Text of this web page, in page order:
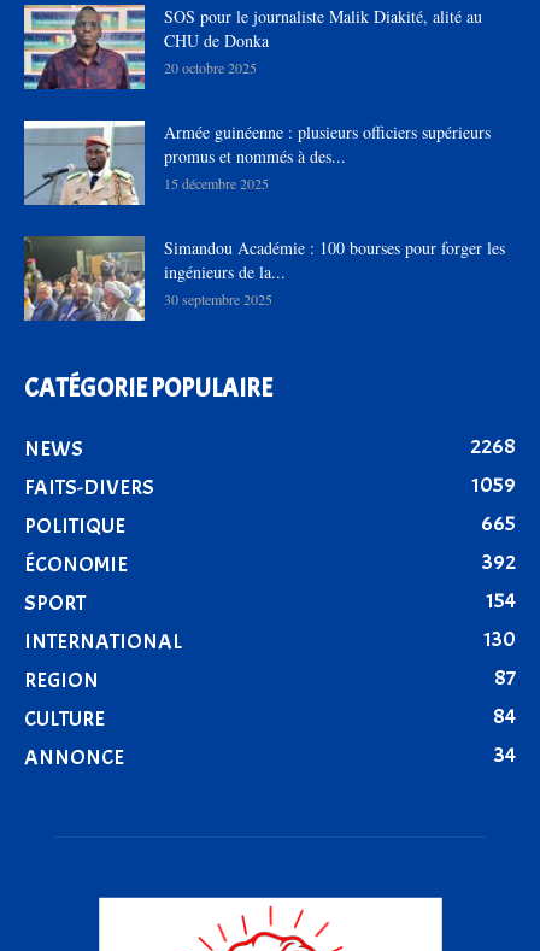
SOS pour le journaliste Malik Diakité, alité au
CHU de Donka
20 octobre 2025
Armée guinéenne : plusieurs officiers supérieurs
promus et nommés à des...
15 décembre 2025
Simandou Académie : 100 bourses pour forger les
ingénieurs de la...
30 septembre 2025
CATÉGORIE POPULAIRE
NEWS
2268
FAITS-DIVERS
1059
POLITIQUE
665
ÉCONOMIE
392
SPORT
154
INTERNATIONAL
130
REGION
87
CULTURE
84
ANNONCE
34